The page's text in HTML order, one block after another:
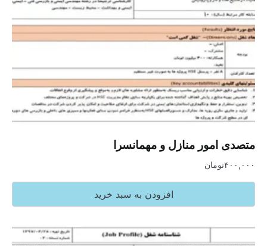
متصدی امور منازل و مهمانسرا
۴۰۰,۰۰۰تومان
افزودن به سبد خرید